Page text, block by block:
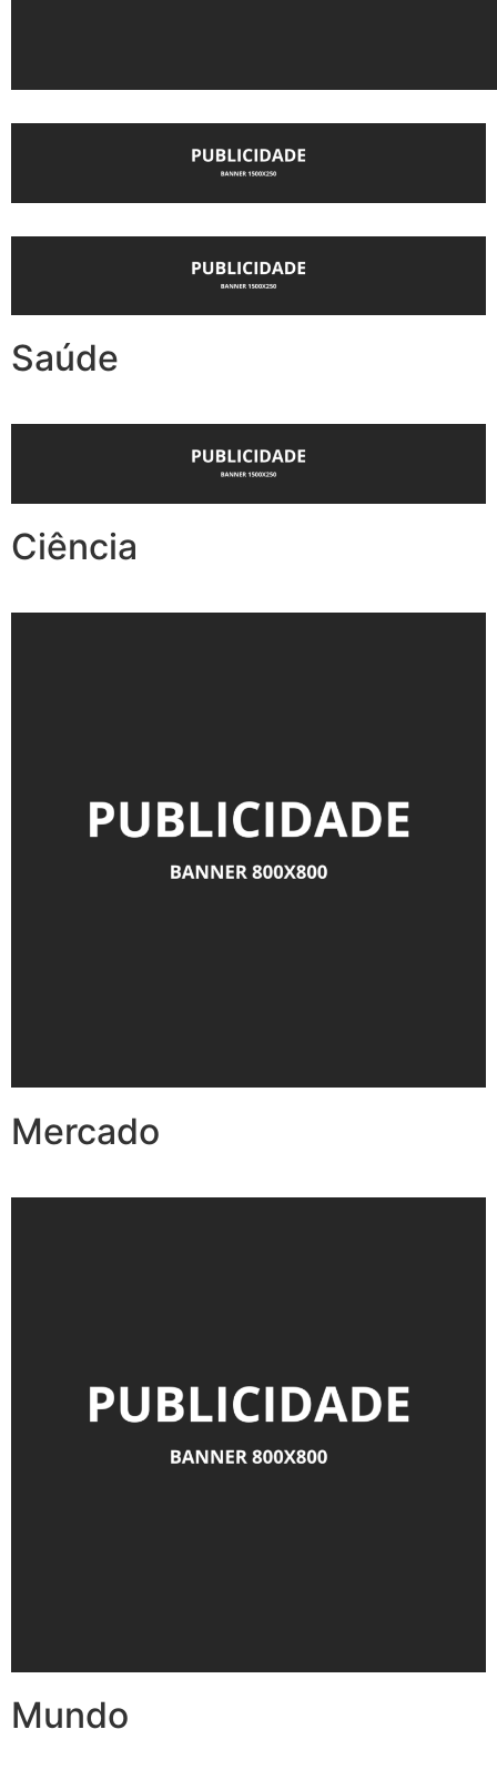
Saúde
Ciência
Mercado
Mundo